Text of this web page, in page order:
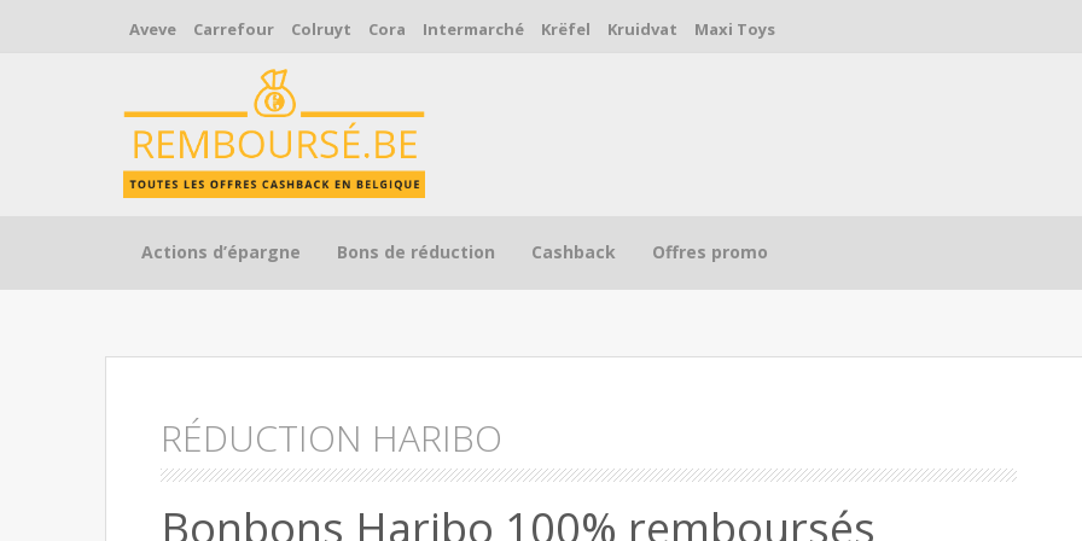
Aveve Carrefour Colruyt Cora Intermarché Krëfel Kruidvat Maxi Toys
Skip to content
Actions d’épargne Bons de réduction Cashback Offres promo
RÉDUCTION HARIBO
Bonbons Haribo 100% remboursés